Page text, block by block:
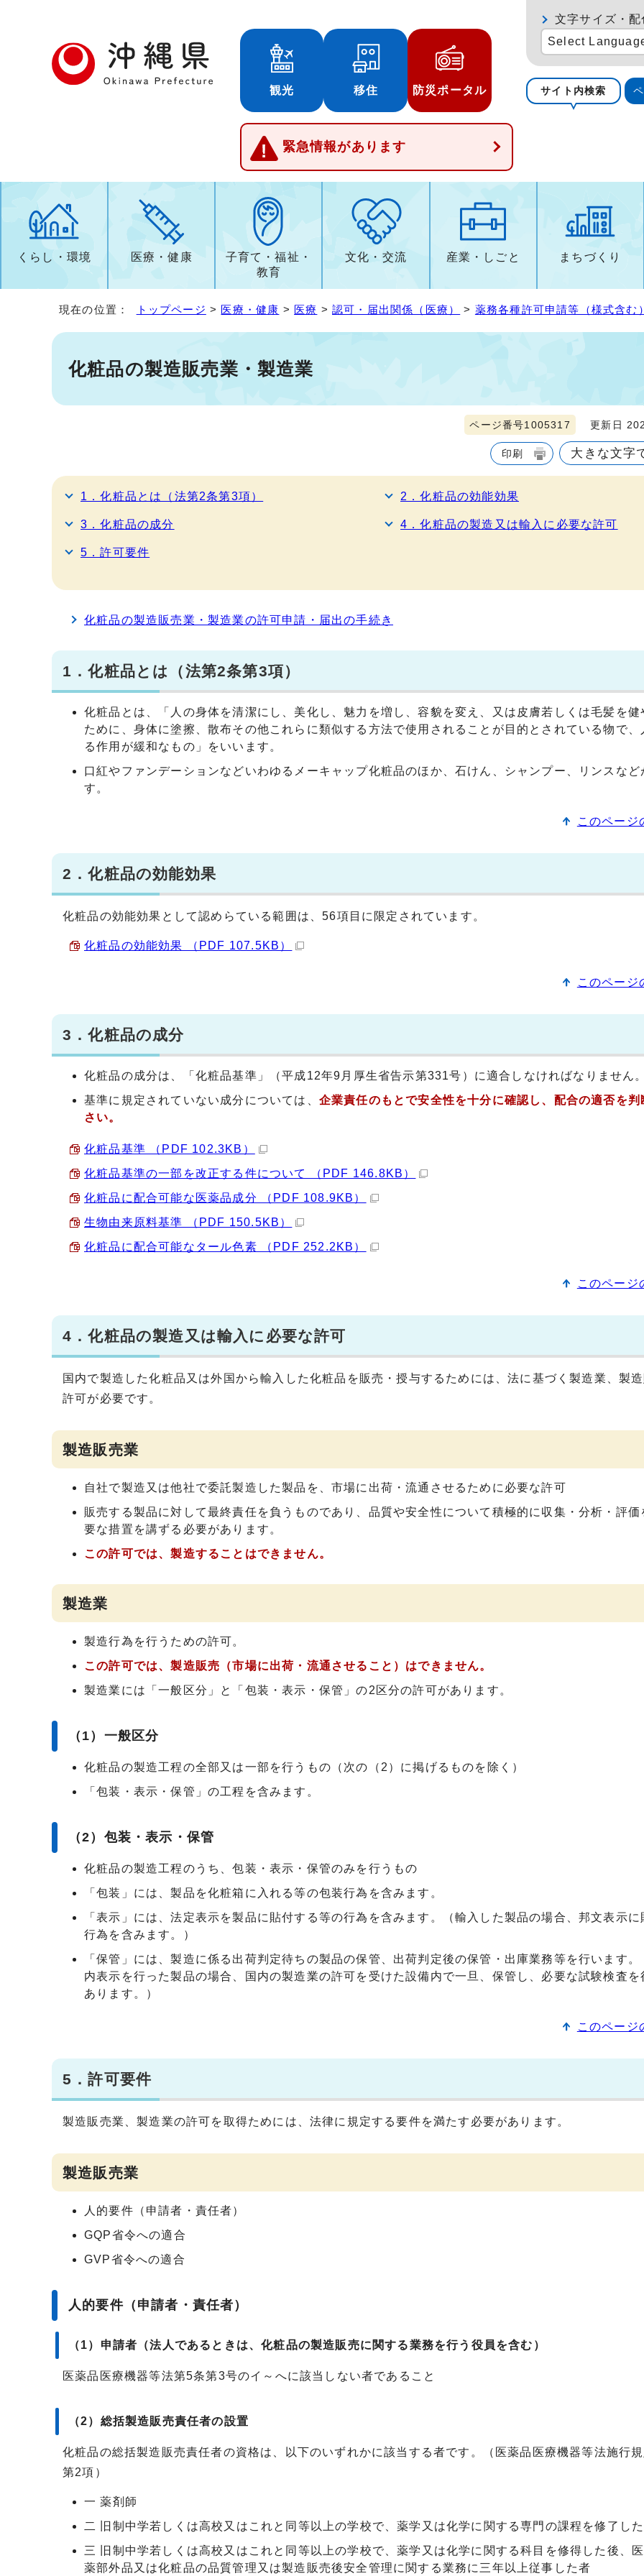
観光 移住 防災ポータル
緊急情報があります
文字サイズ・配
Select
サイト内検索
くらし・環境 医療・健康
子育て・福祉・
教育
文化・交流 産業・しごと まちづくり
現在の位置： トップページ > 医療・健康 > 医療 >認可・届出関係（医療） > 薬務各種許可申請等（様式含む）
化粧品の製造販売業・製造業
ページ番号1005317 更新日
印刷 大きな文字
1．化粧品とは（法第2条第3項） 2．化粧品の効能効果
3．化粧品の成分 4．化粧品の製造又は輸入に必要な許可
5．許可要件
化粧品の製造販売業・製造業の許可申請・届出の手続き
1．化粧品とは（法第2条第3項）
化粧品とは、「人の身体を清潔にし、美化し、魅力を増し、容貌を変え、又は皮膚若しくは毛髪を健
ために、身体に塗擦、散布その他これらに類似する方法で使用されることが目的とされている物で、
る作用が緩和なもの」をいいます。
口紅やファンデーションなどいわゆるメーキャップ化粧品のほか、石けん、シャンプー、リンスなど
す。
このページ
2．化粧品の効能効果
化粧品の効能効果として認めらている範囲は、56項目に限定されています。
化粧品の効能効果 （PDF 107.5KB）
このページ
3．化粧品の成分
化粧品の成分は、「化粧品基準」（平成12年9月厚生省告示第331号）に適合しなければなりません。
基準に規定されていない成分については、 企業責任のもとで安全性を十分に確認し、配合の適否を判
さい。
化粧品基準 （PDF 102.3KB）
化粧品基準の一部を改正する件について （PDF 146.8KB）
化粧品に配合可能な医薬品成分 （PDF 108.9KB）
生物由来原料基準 （PDF 150.5KB）
化粧品に配合可能なタール色素 （PDF 252.2KB）
このページ
4．化粧品の製造又は輸入に必要な許可
国内で製造した化粧品又は外国から輸入した化粧品を販売・授与するためには、法に基づく製造業、製
許可が必要です。
製造販売業
自社で製造又は他社で委託製造した製品を、市場に出荷・流通させるために必要な許可
販売する製品に対して最終責任を負うものであり、品質や安全性について積極的に収集・分析・評価
要な措置を講ずる必要があります。
この許可では、製造することはできません。
製造業
製造行為を行うための許可。
この許可では、製造販売（市場に出荷・流通させること）はできません。
製造業には「一般区分」と「包装・表示・保管」の2区分の許可があります。
（1）一般区分
化粧品の製造工程の全部又は一部を行うもの（次の（2）に掲げるものを除く）
「包装・表示・保管」の工程を含みます。
（2）包装・表示・保管
化粧品の製造工程のうち、包装・表示・保管のみを行うもの
「包装」には、製品を化粧箱に入れる等の包装行為を含みます。
「表示」には、法定表示を製品に貼付する等の行為を含みます。（輸入した製品の場合、邦文表示に
行為を含みます。）
「保管」には、製造に係る出荷判定待ちの製品の保管、出荷判定後の保管・出庫業務等を行います。
内表示を行った製品の場合、国内の製造業の許可を受けた設備内で一旦、保管し、必要な試験検査を
あります。）
このページ
5．許可要件
製造販売業、製造業の許可を取得ためには、法律に規定する要件を満たす必要があります。
製造販売業
人的要件（申請者・責任者）
GQP省令への適合
GVP省令への適合
人的要件（申請者・責任者）
（1）申請者（法人であるときは、化粧品の製造販売に関する業務を行う役員を含む）
医薬品医療機器等法第5条第3号のイ～へに該当しない者であること
（2）総括製造販売責任者の設置
化粧品の総括製造販売責任者の資格は、以下のいずれかに該当する者です。（医薬品医療機器等法施行
第2項）
一 薬剤師
二 旧制中学若しくは高校又はこれと同等以上の学校で、薬学又は化学に関する専門の課程を修了し
三 旧制中学若しくは高校又はこれと同等以上の学校で、薬学又は化学に関する科目を修得した後、
薬部外品又は化粧品の品質管理又は製造販売後安全管理に関する業務に三年以上従事した者